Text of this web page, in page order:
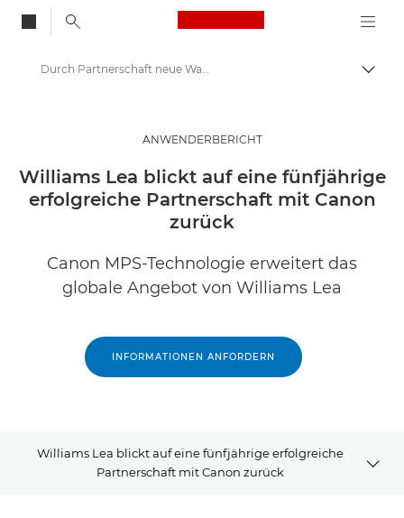
Canon Logo, back
Auf
Lösungen & Dienstleistungen
Business-Insights - B2B & Branchen-News
Business Anwenderberichte
Durch Partnerschaft neue Wachstumschancen erschließen
ANWENDERBERICHT
Williams Lea blickt auf eine fünfjährige
erfolgreiche Partnerschaft mit Canon
zurück
Canon MPS-Technologie erweitert das
globale Angebot von Williams Lea
INFORMATIONEN ANFORDERN
Williams Lea blickt auf eine fünfjährige erfolgreiche
Partnerschaft mit Canon zurück